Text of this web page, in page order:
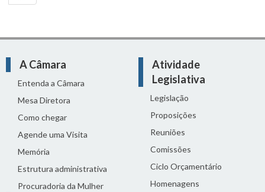
A Câmara
Entenda a Câmara
Mesa Diretora
Como chegar
Agende uma Visita
Memória
Estrutura administrativa
Procuradoria da Mulher
Atividade
Legislativa
Legislação
Proposições
Reuniões
Comissões
Ciclo Orçamentário
Homenagens